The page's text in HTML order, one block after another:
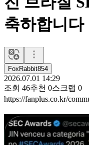
축하합니다
FoxRabbit854
2026.07.01 14:29
조회 46추천 0스크랩 0
https://fanplus.co.kr/